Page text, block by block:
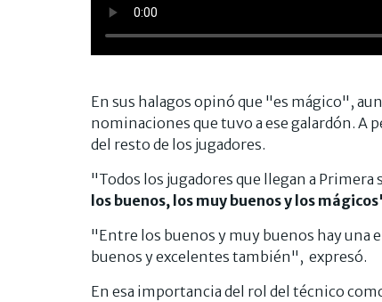
En sus halagos opinó que "es mágico",
nominaciones que tuvo a ese galardón. A
del resto de los jugadores.
"Todos los jugadores que llegan a
los buenos, los muy buenos y los
"Entre los buenos y muy buenos hay
buenos y excelentes también", expresó.
En esa importancia del rol del técnico